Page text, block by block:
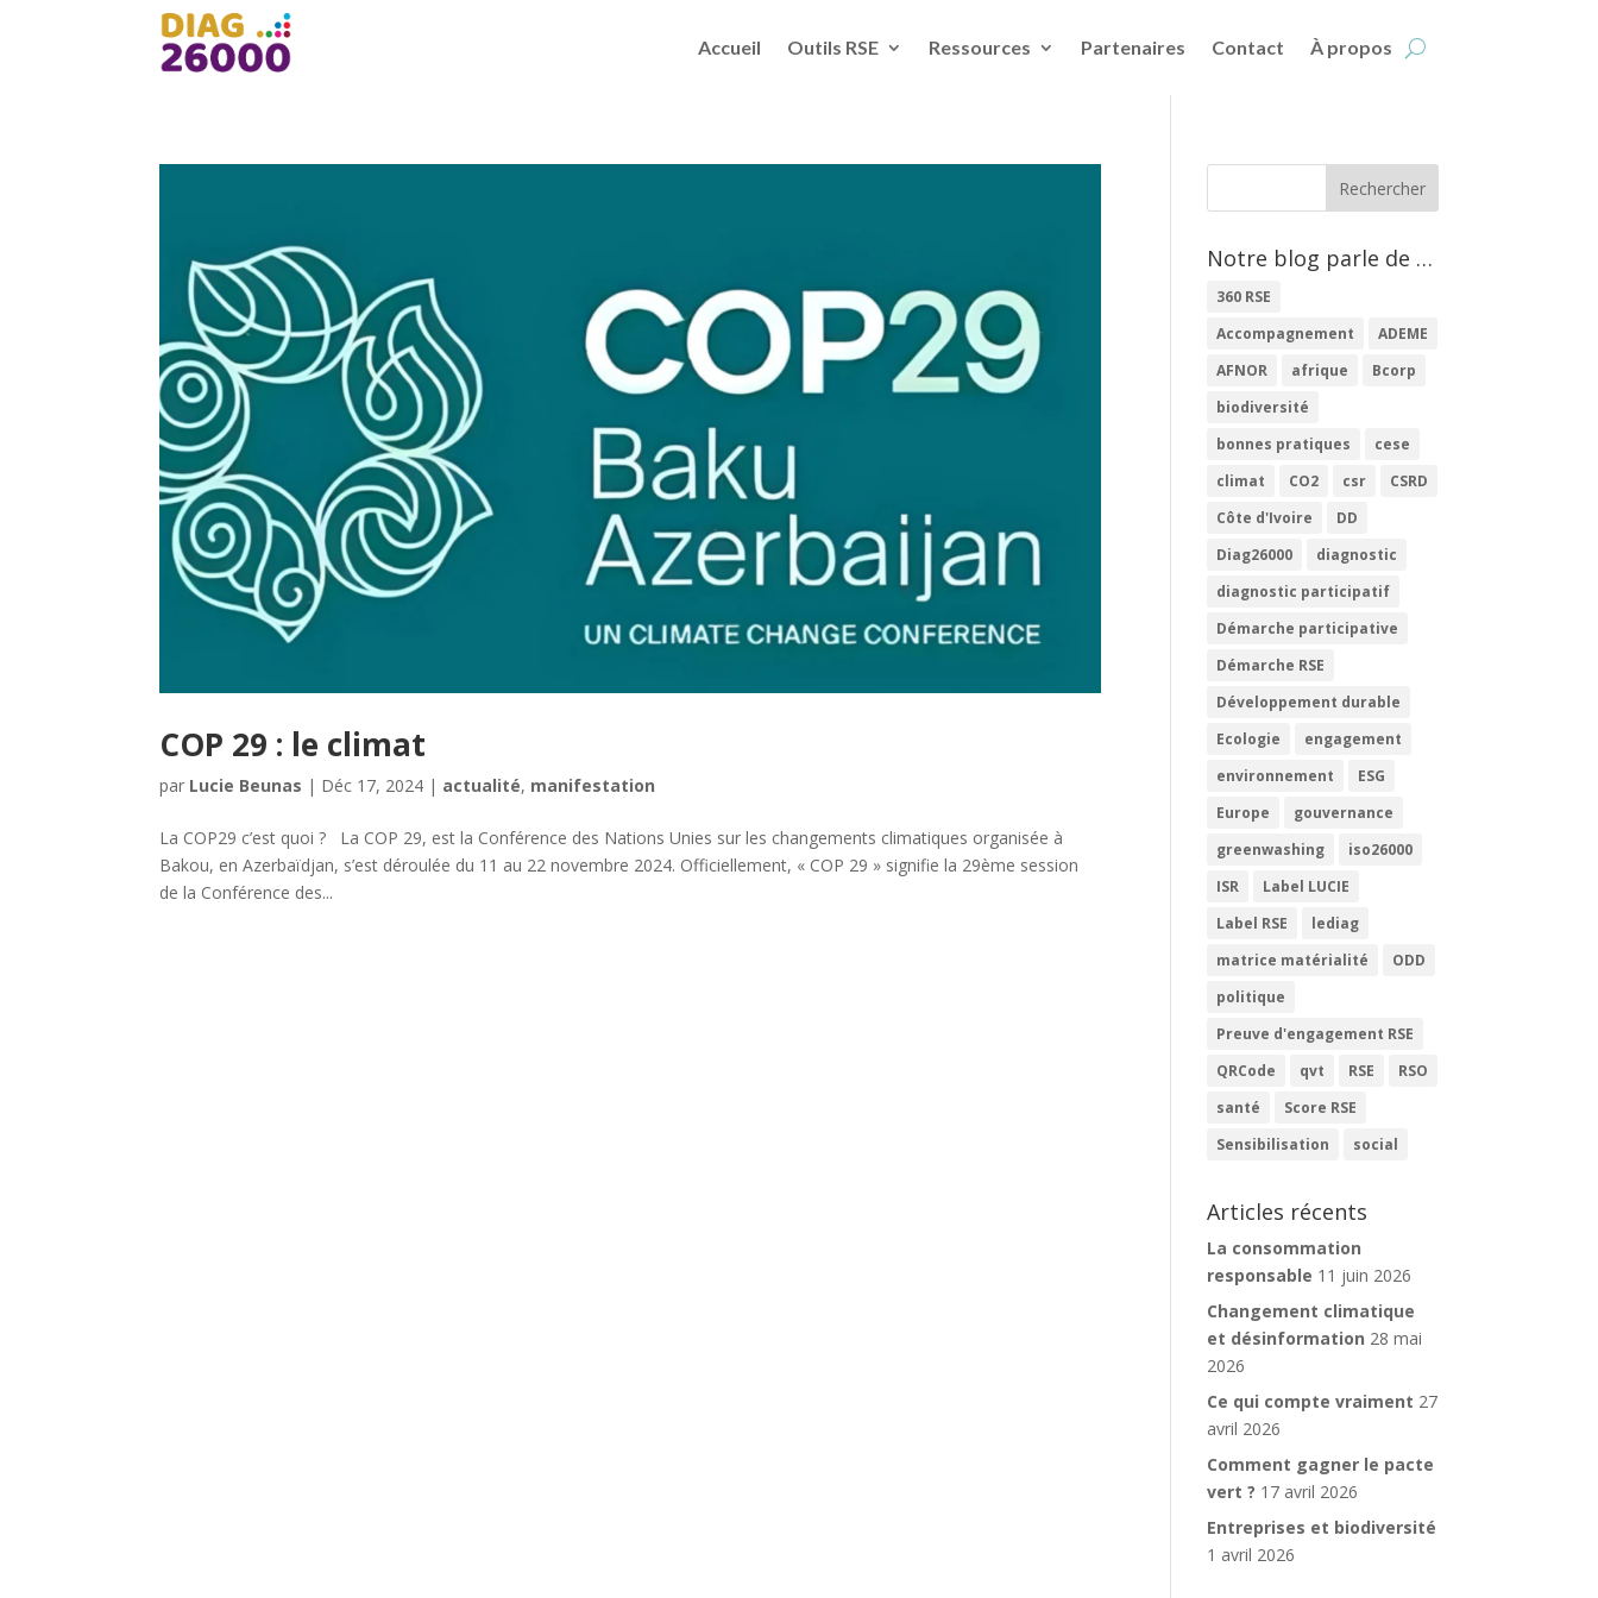
Accueil Outils RSE Ressources Partenaires Contact À propos
COP 29 : le climat
par Lucie Beunas | Déc 17, 2024 | actualité, manifestation
La COP29 c’est quoi ? La COP 29, est la Conférence des Nations Unies sur les changements climatiques organisée à
Bakou, en Azerbaïdjan, s’est déroulée du 11 au 22 novembre 2024. Officiellement, « COP 29 » signifie la 29ème session
de la Conférence des...
Notre blog parle de …
360 RSE
Accompagnement
ADEME
AFNOR
afrique
Bcorp
biodiversité
bonnes pratiques
cese
climat
CO2 csr
CSRD
Côte d'Ivoire
DD
Diag26000
diagnostic
diagnostic participatif
Démarche participative
Démarche RSE
Développement durable
Ecologie
engagement
environnement
ESG
Europe
gouvernance
greenwashing
iso26000
ISR
Label LUCIE
Label RSE
lediag
matrice matérialité
ODD
politique
Preuve d'engagement RSE
QRCode
qvt RSE
RSO
santé
Score RSE
Sensibilisation
social
Articles récents
La consommation
responsable 11 juin 2026
Changement climatique
et désinformation 28 mai
2026
Ce qui compte vraiment 27
avril 2026
Comment gagner le pacte
vert ? 17 avril 2026
Entreprises et biodiversité
1 avril 2026